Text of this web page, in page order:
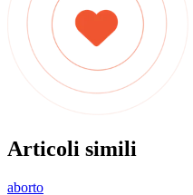
Articoli simili
aborto